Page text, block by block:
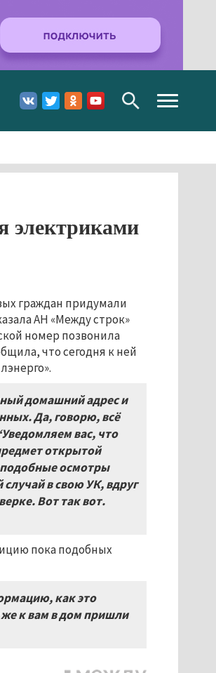
Toggle
navigation
электриками
граждан придумали
АН «Между строк»
номер позвонила
что сегодня к ней
домашний адрес и
Да, говорю, всё
вас, что
открытой
подобные осмотры
в свою УК, вдруг
Вот так вот.
пока подобных
как это
к вам в дом пришли